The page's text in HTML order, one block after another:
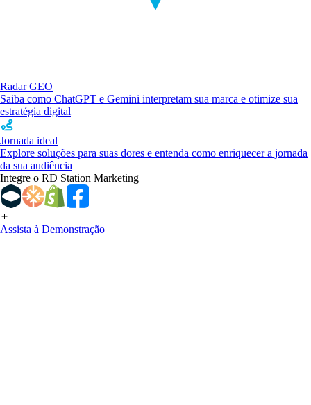
Radar GEO
Saiba como ChatGPT e Gemini interpretam sua marca e otimize sua
estratégia digital
Jornada ideal
Explore soluções para suas dores e entenda como enriquecer a jornada
da sua audiência
Integre o RD Station Marketing
Assista à Demonstração